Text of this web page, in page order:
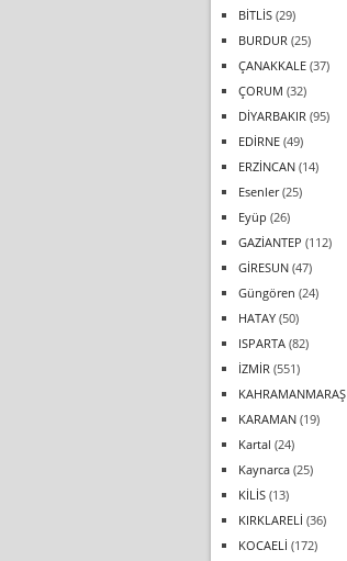
BİTLİS (29)
BURDUR (25)
ÇANAKKALE (37)
ÇORUM (32)
DİYARBAKIR (95)
EDİRNE (49)
ERZİNCAN (14)
Esenler(25)
Eyüp (26)
GAZİANTEP (112)
GİRESUN (47)
Güngören (24)
HATAY (50)
ISPARTA (82)
İZMİR (551)
KAHRAMANMARAŞ
KARAMAN (19)
Kartal (24)
Kaynarca (25)
KİLİS (13)
KIRKLARELİ (36)
KOCAELİ (172)